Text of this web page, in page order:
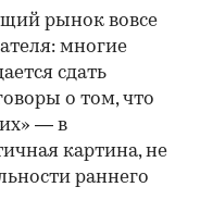
рынок вовсе
многие
сдать
о том, что
— в
картина, не
раннего